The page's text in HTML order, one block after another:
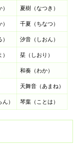
夏樹（なつき）
千夏（ちなつ）
汐音（しおん）
栞（しおり）
和奏（わか）
天舞音（あまね）
） 琴葉（ことは）